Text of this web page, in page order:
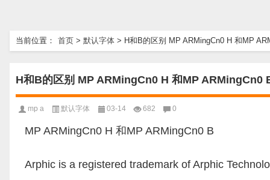
当前位置： 首页 > 默认字体 > H和B的区别 MP ARMingCn0 H 和MP
H和B的区别 MP ARMingCn0 H 和MP ARMingCn0
mp a 默认字体 03-14 682 0
MP ARMingCn0 H 和MP ARMingCn0 B
Arphic is a registered trademark of Arphic